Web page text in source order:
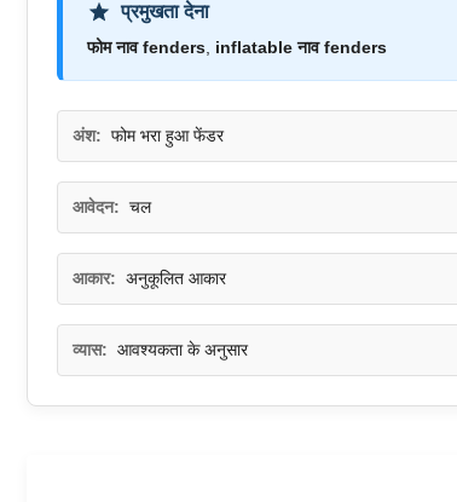
प्रमुखता देना
फोम नाव fenders inflatable नाव fenders
अंश: फोम भरा हुआ फेंडर
आवेदन: चल
आकार: अनुकूलित आकार
व्यास: आवश्यकता के अनुसार